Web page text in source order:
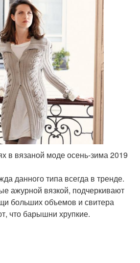
в вязаной моде осень-зима 2019
данного типа всегда в тренде.
ажурной вязкой, подчеркивают
больших объемов и свитера
что барышни хрупкие.